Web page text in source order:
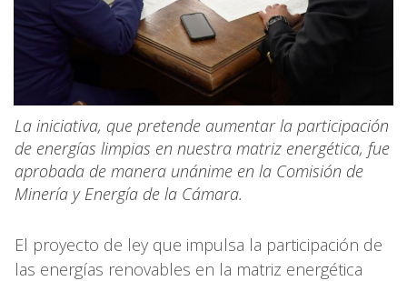
La iniciativa, que pretende aumentar la participación
de energías limpias en nuestra matriz energética, fue
aprobada de manera unánime en la Comisión de
Minería y Energía de la Cámara.
El proyecto de ley que impulsa la participación de
las energías renovables en la matriz energética